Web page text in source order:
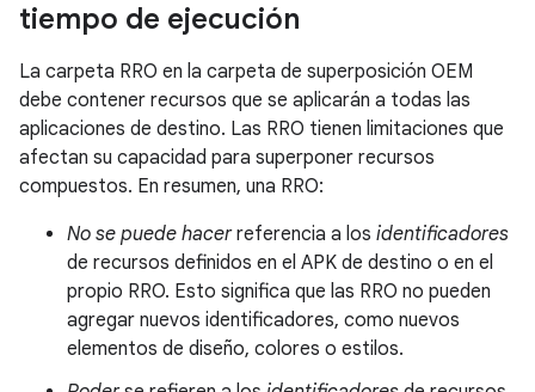
tiempo de ejecución
La carpeta RRO en la carpeta de superposición OEM
debe contener recursos que se aplicarán a todas las
aplicaciones de destino. Las RRO tienen limitaciones que
afectan su capacidad para superponer recursos
compuestos. En resumen, una RRO:
No se puede hacerreferencia a los identificadores
de recursos definidos en el APK de destino o en el
propio RRO. Esto significa que las RRO no pueden
agregar nuevos identificadores, como nuevos
elementos de diseño, colores o estilos.